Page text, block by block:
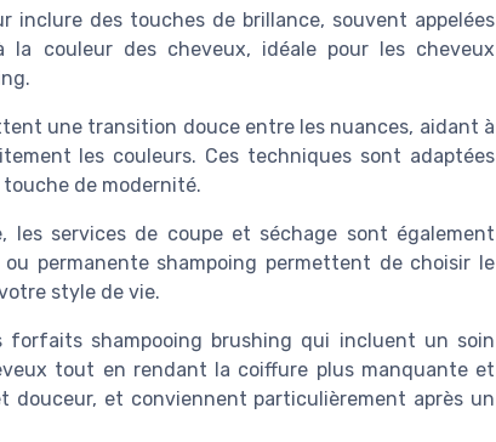
inclure des touches de brillance, souvent appelées
la couleur des cheveux, idéale pour les cheveux
une transition douce entre les nuances, aidant à
les couleurs. Ces techniques sont adaptées
de modernité.
les services de coupe et séchage sont également
permanente shampoing permettent de choisir le
style de vie.
shampooing brushing qui incluent un soin
tout en rendant la coiffure plus manquante et
et conviennent particulièrement après un